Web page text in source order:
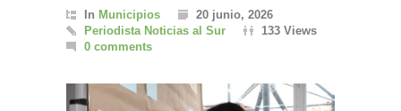
In Municipios
20 junio, 2026
Periodista Noticias al Sur
133 Views
0 comments